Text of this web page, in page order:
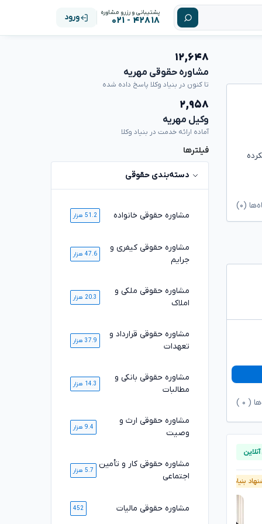
پشتیبانی و رزرو مشاوره
۴۲۸۱۸ - ۰۲۱ ورود
(۰)
( ۰
بنیاد وکلا
۱۲,۶۴۸
مشاوره حقوقی مهریه
تا کنون در بنیاد وکلا پاسخ داده شده
۲,۹۵۸
وکیل مهریه
آماده ارائه خدمت در بنیاد وکلا
فیلترها
دسته‌بندی حقوقی
مشاوره حقوقی خانواده 51.2 هزار
مشاوره حقوقی کیفری و
جرایم
47.6 هزار
مشاوره حقوقی ملکی و
املاک
20.3 هزار
مشاوره حقوقی قرارداد و
تعهدات
37.9 هزار
مشاوره حقوقی بانکی و
مطالبات
14.3 هزار
مشاوره حقوقی ارث و
وصیت
9.4 هزار
مشاوره حقوقی کار و تأمین
اجتماعی
5.7 هزار
مشاوره حقوقی مالیات 452